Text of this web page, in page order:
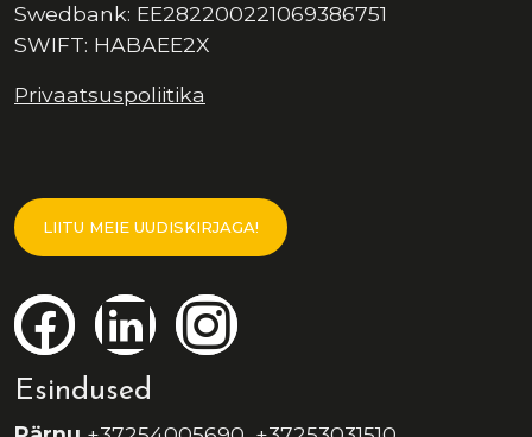
Swedbank: EE282200221069386751
SWIFT: HABAEE2X
Privaatsuspoliitika
LIITU MEIE UUDISKIRJAGA!
Esindused